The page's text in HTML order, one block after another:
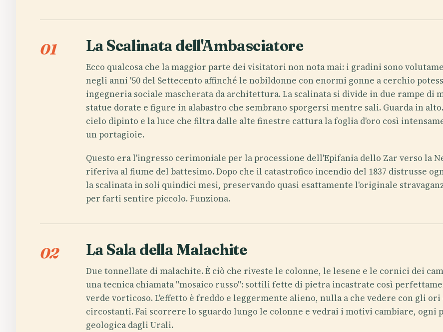
01 La Scalinata dell'Ambasciatore
Ecco qualcosa che la maggior parte dei visitatori non nota mai: i gradini sono
negli anni '50 del Settecento affinché le nobildonne con enormi gonne a cerchio
ingegneria sociale mascherata da architettura. La scalinata si divide in due rampe di
statue dorate e figure in alabastro che sembrano sporgersi mentre sali. Guarda in
cielo dipinto e la luce che filtra dalle alte finestre cattura la foglia d'oro così
un portagioie.
Questo era l'ingresso cerimoniale per la processione dell'Epifania dello Zar verso la
riferiva al fiume del battesimo. Dopo che il catastrofico incendio del 1837 distrusse
la scalinata in soli quindici mesi, preservando quasi esattamente l'originale
per farti sentire piccolo. Funziona.
02 La Sala della Malachite
Due tonnellate di malachite. È ciò che riveste le colonne, le lesene e le cornici dei
una tecnica chiamata "mosaico russo": sottili fette di pietra incastrate così
verde vorticoso. L'effetto è freddo e leggermente alieno, nulla a che vedere con gli
circostanti. Fai scorrere lo sguardo lungo le colonne e vedrai i motivi cambiare, ogni
geologica dagli Urali.